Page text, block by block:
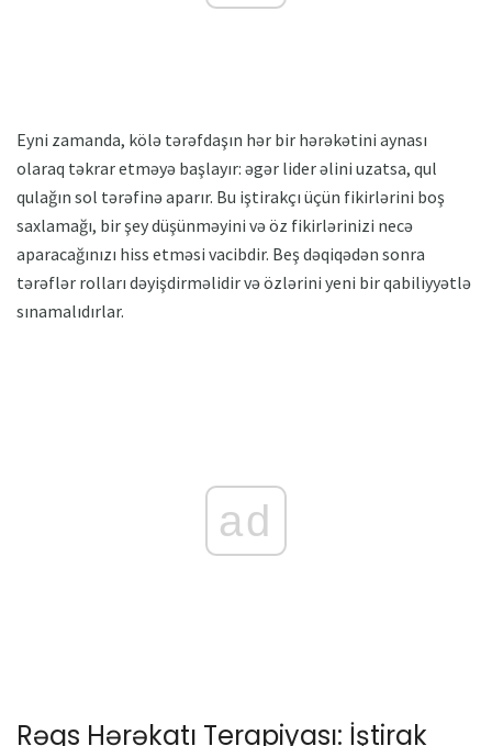
Eyni zamanda, kölə tərəfdaşın hər bir hərəkətini aynası
olaraq təkrar etməyə başlayır: əgər lider əlini uzatsa, qul
qulağın sol tərəfinə aparır. Bu iştirakçı üçün fikirlərini boş
saxlamağı, bir şey düşünməyini və öz fikirlərinizi necə
aparacağınızı hiss etməsi vacibdir. Beş dəqiqədən sonra
tərəflər rolları dəyişdirməlidir və özlərini yeni bir qabiliyyətlə
sınamalıdırlar.
ad
Rəqs Hərəkatı Terapiyası: İştirak